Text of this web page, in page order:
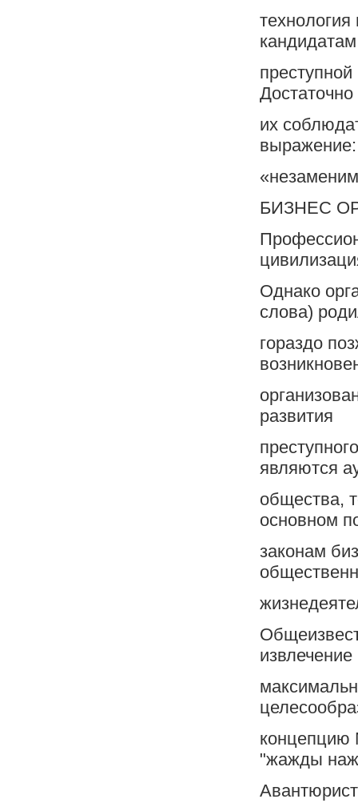
Достаточно
их
выражение:
БИЗНЕС
Однако
слова)
гораздо
развития
являются
общества,
основном
законам
извлечение
концепцию
"жажды